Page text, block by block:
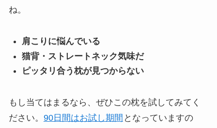
ね。
肩こりに悩んでいる
猫背・ストレートネック気味だ
ピッタリ合う枕が見つからない
もし当てはまるなら、ぜひこの枕を試してみてく
ださい。 90日間はお試し期間 となっていますの